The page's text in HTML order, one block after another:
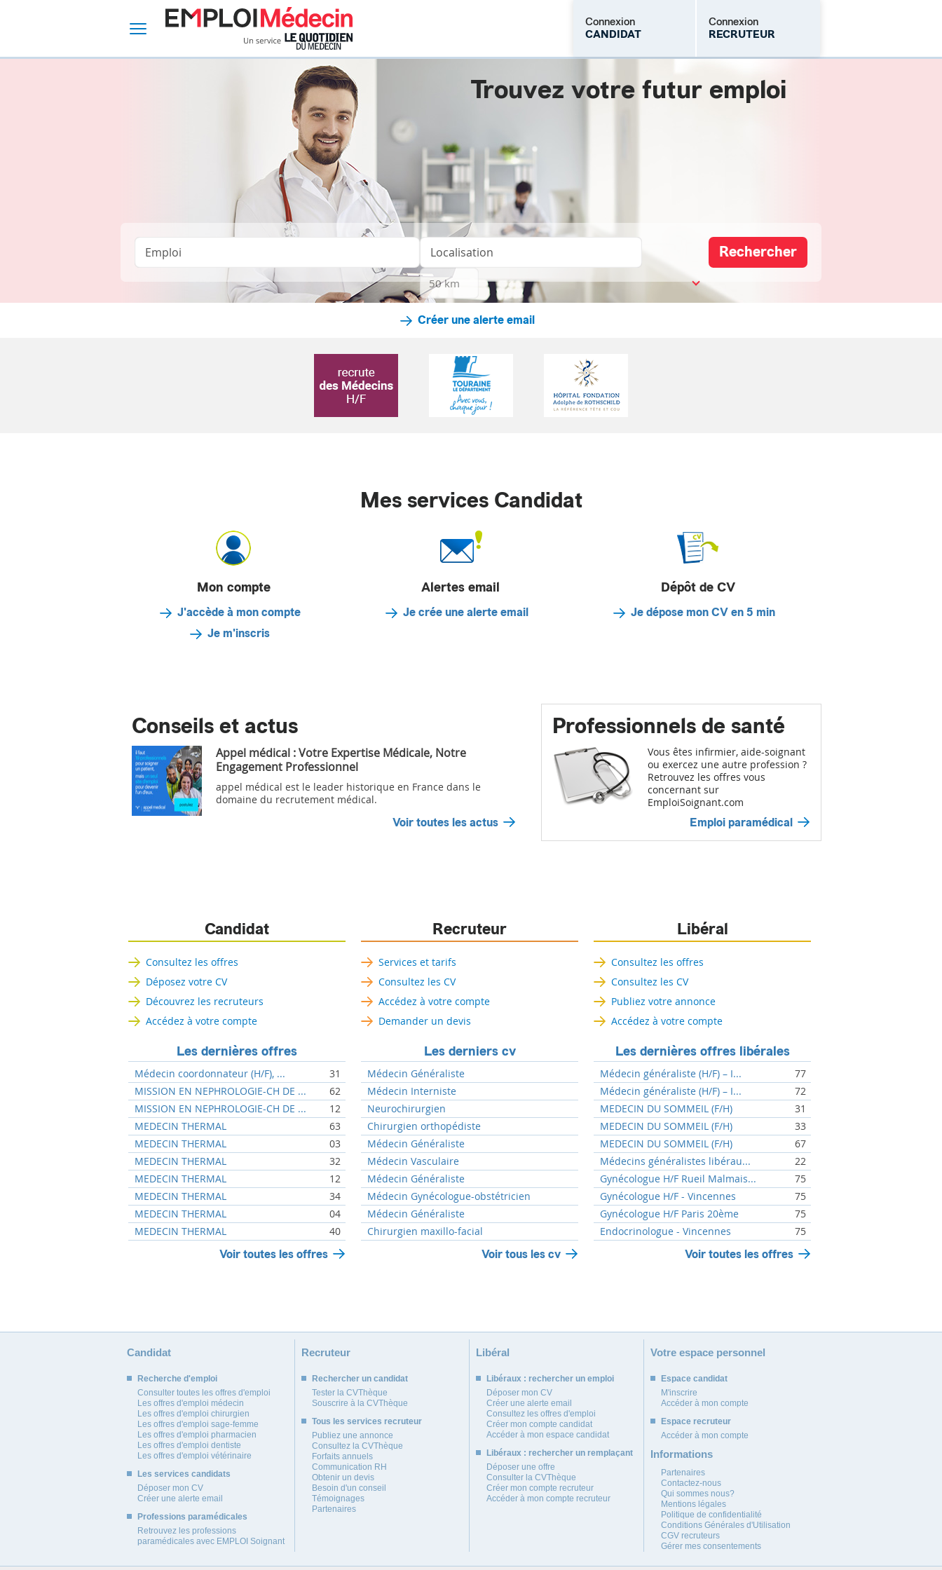
Connexion
CANDIDAT
Connexion
RECRUTEUR
M'inscrire Mot de passe oublié
Trouvez votre futur emploi
Créer une alerte email
Mes services Candidat
Mon compte
J'accède à mon compte
Je m'inscris
Alertes email
Je crée une alerte email
Dépôt de CV
Je dépose mon CV en 5 min
Conseils et actus
Appel médical : Votre Expertise Médicale, Notre
Engagement Professionnel
appel médical est le leader historique en France dans le
domaine du recrutement médical.
Voir toutes les actus
Professionnels de santé
Vous êtes infirmier, aide-soignant
ou exercez une autre profession ?
Retrouvez les offres vous
concernant sur
EmploiSoignant.com
Emploi paramédical
Candidat
Consultez les offres
Déposez votre CV
Découvrez les recruteurs
Accédez à votre compte
Les dernières offres
Médecin coordonnateur (H/F), ...
31
MISSION EN NEPHROLOGIE-CH DE ...
62
MISSION EN NEPHROLOGIE-CH DE ...
12
MEDECIN THERMAL
63
MEDECIN THERMAL
03
MEDECIN THERMAL
32
MEDECIN THERMAL
12
MEDECIN THERMAL
34
MEDECIN THERMAL
04
MEDECIN THERMAL
40
Voir toutes les offres
Recruteur
Services et tarifs
Consultez les CV
Accédez à votre compte
Demander un devis
Les derniers cv
Médecin Généraliste
Médecin Interniste
Neurochirurgien
Chirurgien orthopédiste
Médecin Généraliste
Médecin Vasculaire
Médecin Généraliste
Médecin Gynécologue-obstétricien
Médecin Généraliste
Chirurgien maxillo-facial
Voir tous les cv
Libéral
Consultez les offres
Consultez les CV
Publiez votre annonce
Accédez à votre compte
Les dernières offres libérales
Médecin généraliste (H/F) – I...
77
Médecin généraliste (H/F) – I...
72
MEDECIN DU SOMMEIL (F/H)
31
MEDECIN DU SOMMEIL (F/H)
33
MEDECIN DU SOMMEIL (F/H)
67
Médecins généralistes libérau...
22
Gynécologue H/F Rueil Malmais...
75
Gynécologue H/F - Vincennes
75
Gynécologue H/F Paris 20ème
75
Endocrinologue - Vincennes
75
Voir toutes les offres
Candidat
Recherche d'emploi
Consulter toutes les offres d'emploi
Les offres d'emploi médecin
Les offres d'emploi chirurgien
Les offres d'emploi sage-femme
Les offres d'emploi pharmacien
Les offres d'emploi dentiste
Les offres d'emploi vétérinaire
Les services candidats
Déposer mon CV
Créer une alerte email
Professions paramédicales
Retrouvez les professions
paramédicales avec EMPLOI Soignant
Recruteur
Rechercher un candidat
Tester la CVThèque
Souscrire à la CVThèque
Tous les services recruteur
Publiez une annonce
Consultez la CVThèque
Forfaits annuels
Communication RH
Obtenir un devis
Besoin d'un conseil
Témoignages
Partenaires
Libéral
Libéraux : rechercher un emploi
Déposer mon CV
Créer une alerte email
Consultez les offres d'emploi
Créer mon compte candidat
Accéder à mon espace candidat
Libéraux : rechercher un remplaçant
Déposer une offre
Consulter la CVThèque
Créer mon compte recruteur
Accéder à mon compte recruteur
Votre espace personnel
Espace candidat
M'inscrire
Accéder à mon compte
Espace recruteur
Accéder à mon compte
Informations
Partenaires
Contactez-nous
Qui sommes nous?
Mentions légales
Politique de confidentialité
Conditions Générales d'Utilisation
CGV recruteurs
Gérer mes consentements